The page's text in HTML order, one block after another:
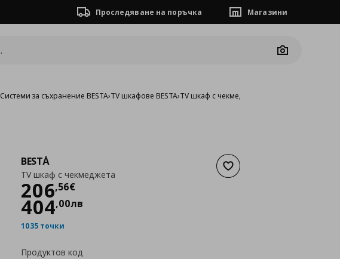
Проследяване на поръчка Магазини
Camera
Системи за съхранение BESTA›TV шкафове BESTA›TV шкаф с чекмеджета
Добави към списъка с
BESTÅ
TV шкаф с чекмеджета
206,56€
Цена206,56 €
404,00лв
1035 точки
Продуктов код